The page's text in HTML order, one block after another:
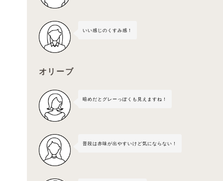
いい感じのくすみ感！
オリーブ
暗めだとグレーっぽくも見えますね！
普段は赤味が出やすいけど気にならない！